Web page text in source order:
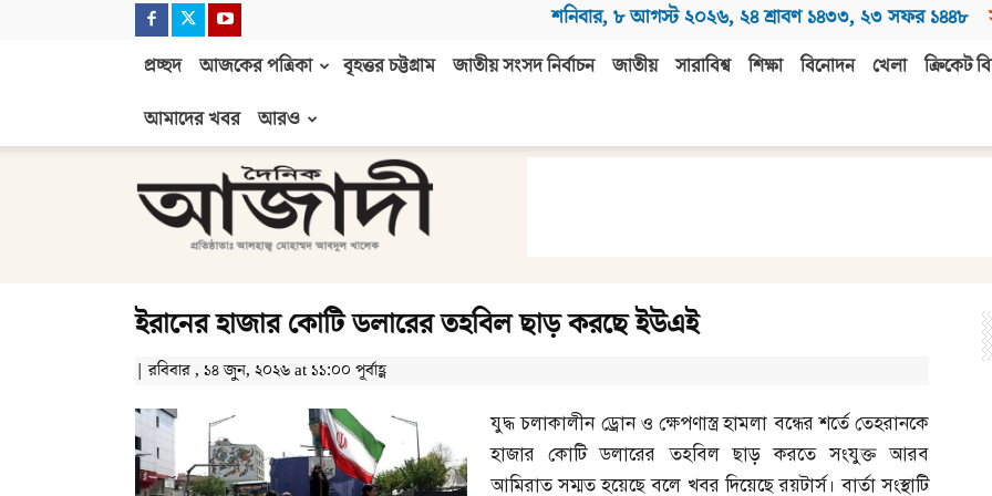
শনিবার, ৮ আগস্ট ২০২৬, ২৪ শ্রাবণ ১৪৩৩, ২৩ সফর ১৪৪৮
প্রচ্ছদ আজকের পত্রিকা বৃহত্তর চট্টগ্রাম জাতীয় সংসদ নির্বাচন জাতীয় সারাবিশ্ব শিক্ষা বিনোদন খেলা
ক্রিকেট
আমাদের খবর
আরও
আজাদী
ইরানের হাজার কোটি ডলারের তহবিল ছাড় করছে ইউএই
| রবিবার , ১৪ জুন, ২০২৬ at ১১:০০ পূর্বাহ্ণ
যুদ্ধ চলাকালীন ড্রোন ও ক্ষেপণাস্ত্র হামলা বন্ধের শর্তে তেহরানকে
হাজার কোটি ডলারের তহবিল ছাড় করতে সংযুক্ত আরব
আমিরাত সম্মত হয়েছে বলে খবর দিয়েছে রয়টার্স। বার্তা সংস্থাটি